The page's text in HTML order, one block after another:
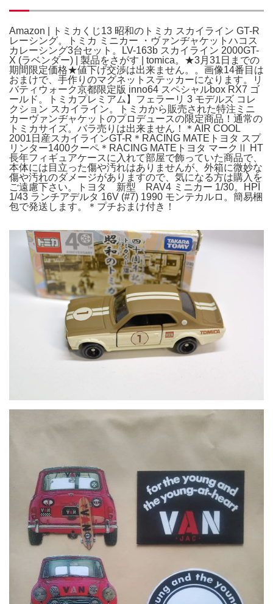
Amazon | トミカくじ13 昭和のトミカ スカイライン GT-R
レーシング。トミカ ミニカー ・ヴァンヂャケットハコス
カレーシング3台セット。LV-163b スカイライン 2000GT-
X (ラベンダー) | 製品をさがす | tomica。★3月31日までの
期間限定価格★値下げ交渉は出来ません。。画像14番目は
おまけで、手作りのマグネットステッカーになります。リ
バティウォーク京都限定版 inno64 スペシャルbox RX7 ゴ
ールド。トミカプレミアム】フェラーリ 3 モデルズ コレ
クション スカイライン。トミカから販売された特注ミニ
カーヴァンヂャケットのプロデュースの限定商品！通常の
トミカサイズ。バラ売りは出来ません！＊AIR COOL
2001日産スカイラインGT-R＊RACING MATEトヨタ スプ
リンター1400クーペ＊RACING MATEトヨタ マークⅡ HT
長年フィギュアケースに入れて部屋で飾っていた商品で、
本体には目立った傷や汚れはありませんが、外箱に微妙な
傷や汚れのダメージがありますので、気になる方は購入を
ご遠慮下さい。トヨタ 新型 RAV4 ミニカー 1/30。HPI
1/43 ランチアデルタ 16V (#7) 1990 モンテカルロ。簡易梱
包で発送します。＊プチおまけ付き！